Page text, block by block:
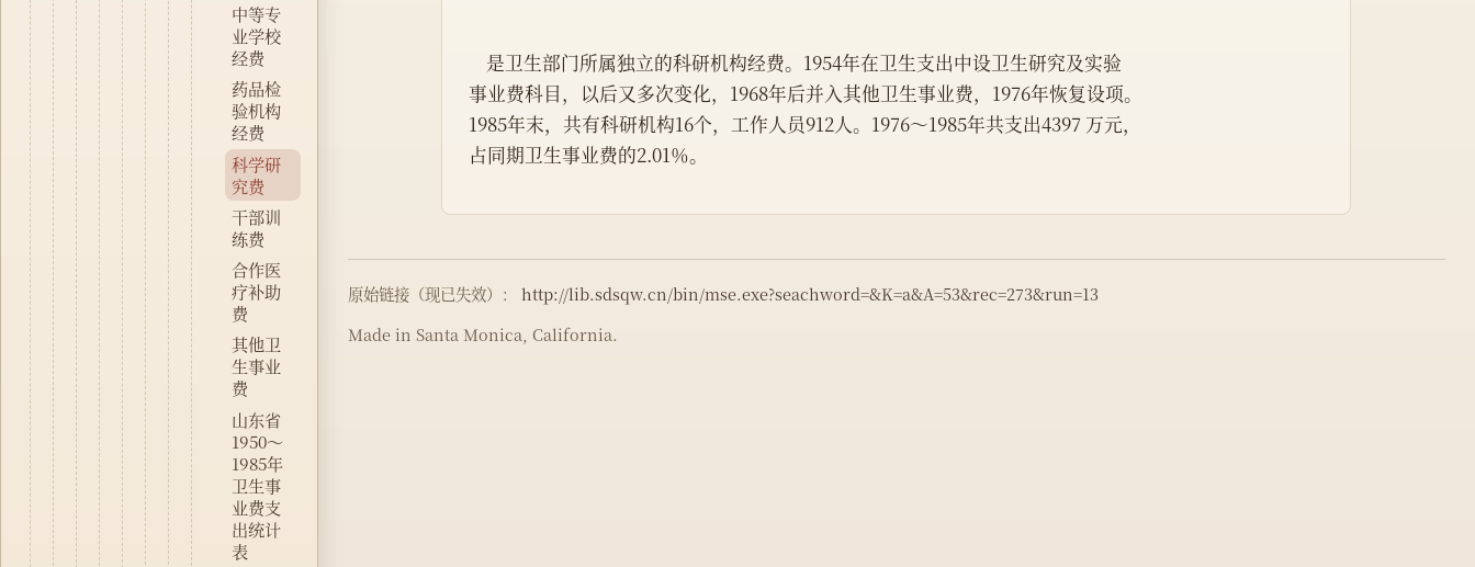
中等专
业学校
经费
药品检
验机构
经费
科学研
究费
干部训
练费
合作医
疗补助
费
其他卫
生事业
费
山东省
1950～
1985年
卫生事
业费支
出统计
表
    是卫生部门所属独立的科研机构经费。1954年在卫生支出中设卫生研究及实验
事业费科目，以后又多次变化，1968年后并入其他卫生事业费，1976年恢复设项。
1985年末，共有科研机构16个，工作人员912人。1976～1985年共支出4397 万元，
占同期卫生事业费的2.01％。
原始链接（现已失效）：
http://lib.sdsqw.cn/bin/mse.exe?seachword=&K=a&A=53&rec=273&run=13
Made in Santa Monica, California.